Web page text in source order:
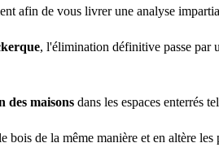
afin de vous livrer une analyse
, l'élimination définitive passe par
des maisonsdans les espaces enterrés
bois de la même manière et en altère les